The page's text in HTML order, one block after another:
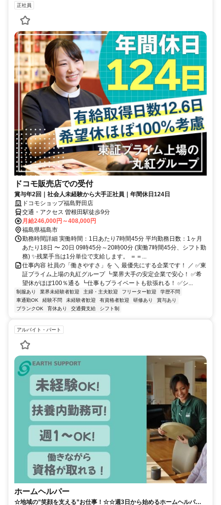
正社員
ドコモ販売店での受付
賞与年2回｜社会人未経験から大手正社員｜年間休日124日
ドコモショップ福島野田店
交通・アクセス 曽根田駅徒歩9分
月給246,000円～408,000円
福島県福島市
勤務時間詳細 実働時間：1日あたり7時間45分 平均勤務日数：1ヶ月
あたり18日 〜 20日 09時45分～20時00分 (実働7時間45分、シフト勤
務) ✨残業手当は1分単位で支給します。 ＝＝...
仕事内容 社員の「働きやすさ」を ＼ 最優先にする企業です！ ／ ✅東
証プライム上場の丸紅グループ ┗業界大手の安定企業で安心！ ✅希
望休がほぼ100％通る ┗仕事もプライベートも欲張れる！ ✅シ...
制服あり 業界未経験者歓迎 主婦・主夫歓迎 フリーター歓迎
学歴不問
車通勤OK
経験不問 未経験者歓迎 有資格者歓迎 研修あり
賞与あり
ブランクOK
育休あり 交通費支給 シフト制
アルバイト・パート
ホームヘルパー
☆地域の”笑顔を支える”お仕事！☆☆週3日から始めるホームヘルパー